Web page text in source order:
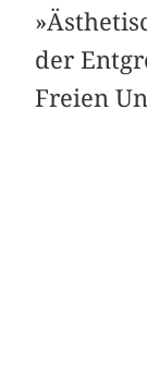
der
Freien